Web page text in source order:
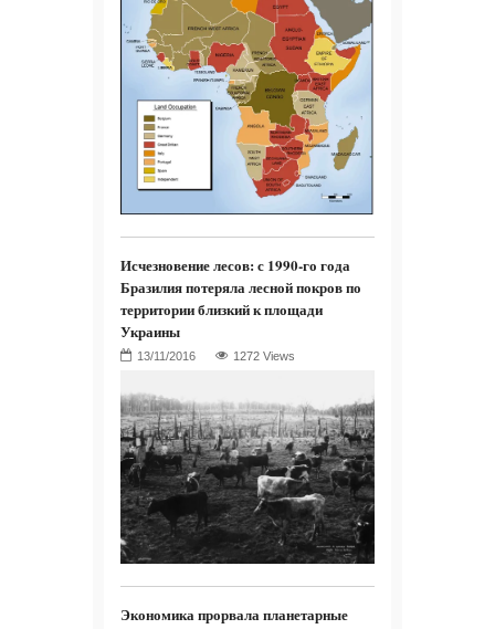
Исчезновение лесов: с 1990-го года
Бразилия потеряла лесной покров по
территории близкий к площади
Украины
1272 Views
Экономика прорвала планетарные